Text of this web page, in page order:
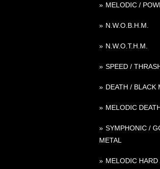
MELODIC /
N.W.O.B.H.M.
N.W.O.T.H.M.
SPEED /
DEATH / BLACK
MELODIC
SYMPHONIC /
METAL
MELODIC HARD